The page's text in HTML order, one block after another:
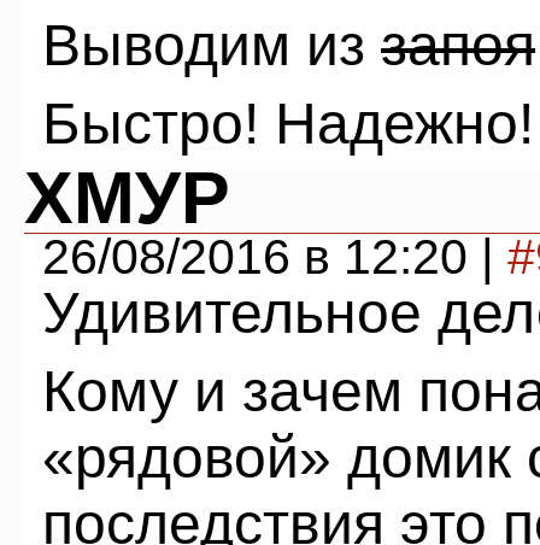
Выводим из запоя
Быстро!
ХМУР
26/08/2016 в 12:20 |
Удивительное
Кому и зачем
«рядовой» домик
последствия это